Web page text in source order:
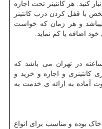
کنید. هر کانتینر تحت اجاره
با قفل کردن درب کانتینر
و هر زمان که خواست
اضافه یا کم نماید.
دپو اولین انبار کانتینری ۲۴ ساعته در تهران می باشد که
کانتینری و اجاره و خرید و
انواع کانتینر های ۴۰٫۲۰٫۱۰ فوت آماده به ارائه ی خدمت به
بوده و مناسب برای انواع